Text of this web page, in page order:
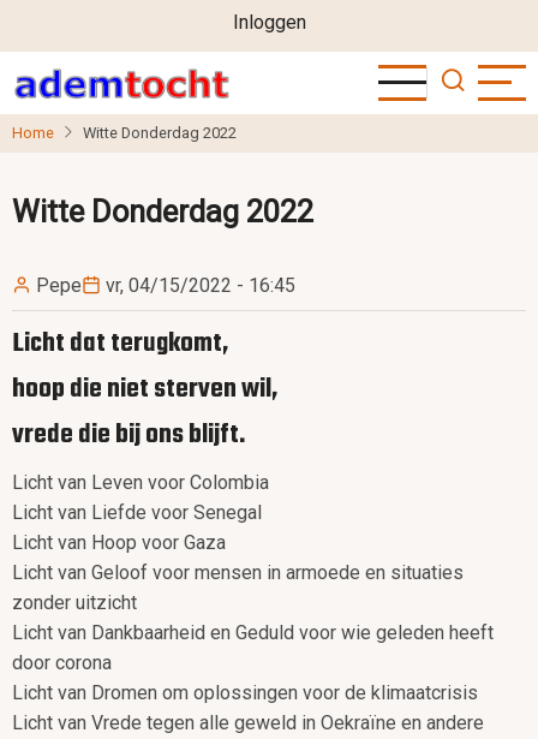
naar
de
inhoud
User
account
menu
Inloggen
Home Witte Donderdag 2022
Witte Donderdag 2022
Pepe vr, 04/15/2022 - 16:45
Licht dat terugkomt,
hoop die niet sterven wil,
vrede die bij ons blijft.
Licht van Leven voor Colombia
Licht van Liefde voor Senegal
Licht van Hoop voor Gaza
Licht van Geloof voor mensen in armoede en situaties
zonder uitzicht
Licht van Dankbaarheid en Geduld voor wie geleden heeft
door corona
Licht van Dromen om oplossingen voor de klimaatcrisis
Licht van Vrede tegen alle geweld in Oekraïne en andere